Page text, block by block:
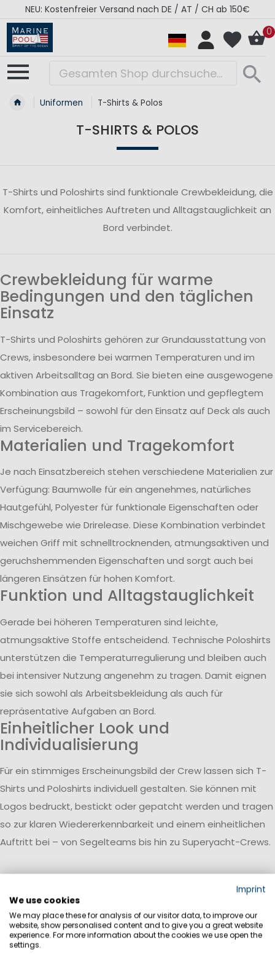
NEU: Kostenfreier Versand nach DE / AT / CH ab 150€
0
Uniformen T-Shirts & Polos
T-SHIRTS & POLOS
T-Shirts und Poloshirts sind funktionale Crewbekleidung, die
Komfort, einheitliches Auftreten und Alltagstauglichkeit an
Bord verbindet.
Crewbekleidung für warme
Bedingungen und den täglichen
Einsatz
T-Shirts und Poloshirts gehören zur Grundausstattung von
Crews, insbesondere bei warmen Temperaturen und im
aktiven Arbeitsalltag an Bord. Sie bieten eine ausgewogene
Kombination aus Tragekomfort, Funktion und gepflegtem
Erscheinungsbild – sowohl für den Einsatz auf Deck als auch
im Servicebereich.
Materialien und Tragekomfort
Je nach Einsatzbereich stehen verschiedene Materialien zur
Verfügung: Baumwolle für ein angenehmes, natürliches
Hautgefühl, Polyester für funktionale Eigenschaften oder
Mischgewebe wie Drirelease. Diese Kombination verbindet
weichen Griff mit schnelltrocknenden, atmungsaktiven und
geruchshemmenden Eigenschaften und sorgt auch bei
längeren Einsätzen für hohen Komfort.
Funktion und Alltagstauglichkeit
Gerade bei höheren Temperaturen sind leichte,
atmungsaktive Stoffe entscheidend. Technische Poloshirts
unterstützen die Temperaturregulierung und bleiben auch
bei intensiver Nutzung angenehm zu tragen. Damit eignen
sie sich sowohl als Arbeitsbekleidung als auch für
repräsentative Aufgaben an Bord.
Einheitlicher Look und
Individualisierung
Für ein stimmiges Erscheinungsbild der Crew lassen sich T-
Shirts und Poloshirts individuell gestalten. Sie können mit
Logos bedruckt, bestickt oder gepatcht werden und tragen
so zur klaren Wiedererkennbarkeit und einem einheitlichen
Auftritt bei – von Segelteams bis hin zu Superyacht-Crews.
Imprint
We use cookies
We may place these for analysis of our visitor data, to improve our
website, show personalised content and to give you a great website
experience. For more information about the cookies we use open the
settings.